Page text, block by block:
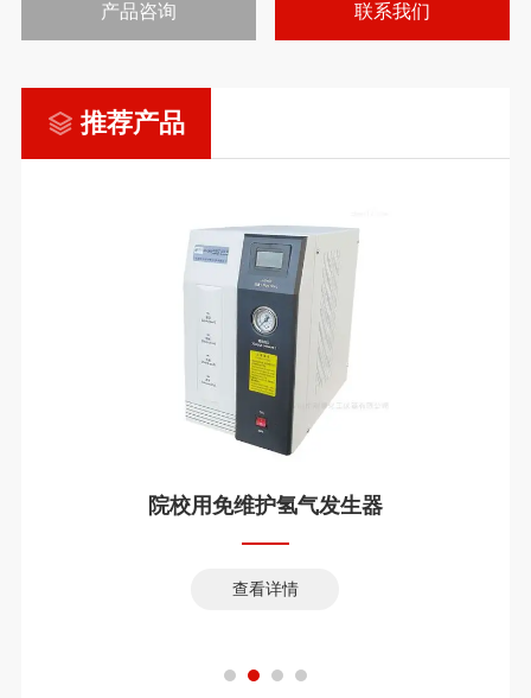
产品咨询 联系我们
推荐产品
院校用免维护氢气发生器
查看详情